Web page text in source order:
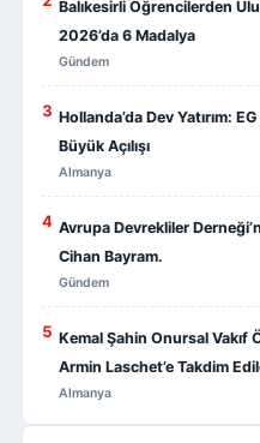
Balıkesirli Öğrencilerden
2026’da 6 Madalya
Gündem
3 Hollanda’da Dev Yatırım:
Büyük Açılışı
Almanya
4 Avrupa Devrekliler
Cihan Bayram.
Gündem
5 Kemal Şahin Onursal Vakıf
Armin Laschet’e Takdim
Almanya